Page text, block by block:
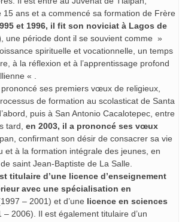
15 ans et a commencé sa formation de Frère
et 1996, il fit son noviciat à Lagos de
, une période dont il se souvient comme »
spirituelle et vocationnelle, un temps
à la réflexion et à l’apprentissage profond
« .
ses premiers vœux de religieux,
de formation au scolasticat de Santa
puis à San Antonio Cacalotepec, entre
tard, en 2003, il a prononcé ses vœux
confirmant son désir de consacrer sa vie
et à la formation intégrale des jeunes, en
saint Jean-Baptiste de La Salle.
titulaire d’une licence d’enseignement
avec une spécialisation en
– 2001) et d’une licence en sciences
– 2006). Il est également titulaire d’un